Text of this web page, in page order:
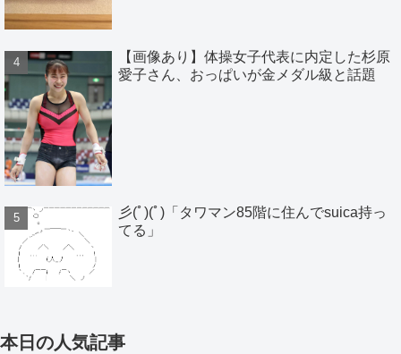
【画像あり】体操女子代表に内定した杉原
愛子さん、おっぱいが金メダル級と話題
彡(ﾟ)(ﾟ)「タワマン85階に住んでsuica持っ
てる」
本日の人気記事